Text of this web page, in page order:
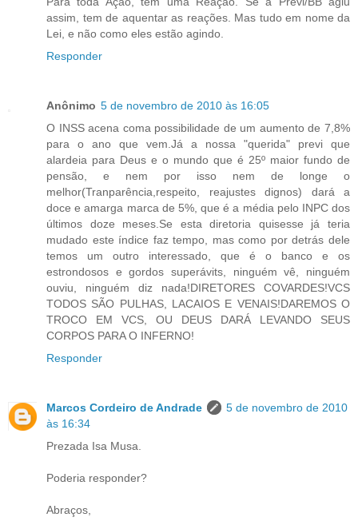
assim, tem de aquentar as reações. Mas tudo em nome da
Lei, e não como eles estão agindo.
Responder
Anônimo 5 de novembro de 2010 às 16:05
O INSS acena coma possibilidade de um aumento de 7,8%
para o ano que vem.Já a nossa "querida" previ que
alardeia para Deus e o mundo que é 25º maior fundo de
pensão, e nem por isso nem de longe o
melhor(Tranparência,respeito, reajustes dignos) dará a
doce e amarga marca de 5%, que é a média pelo INPC dos
últimos doze meses.Se esta diretoria quisesse já teria
mudado este índice faz tempo, mas como por detrás dele
temos um outro interessado, que é o banco e os
estrondosos e gordos superávits, ninguém vê, ninguém
ouviu, ninguém diz nada!DIRETORES COVARDES!VCS
TODOS SÃO PULHAS, LACAIOS E VENAIS!DAREMOS O
TROCO EM VCS, OU DEUS DARÁ LEVANDO SEUS
CORPOS PARA O INFERNO!
Responder
Marcos Cordeiro de Andrade
5 de novembro de 2010
às 16:34
Prezada Isa Musa.
Poderia responder?
Abraços,